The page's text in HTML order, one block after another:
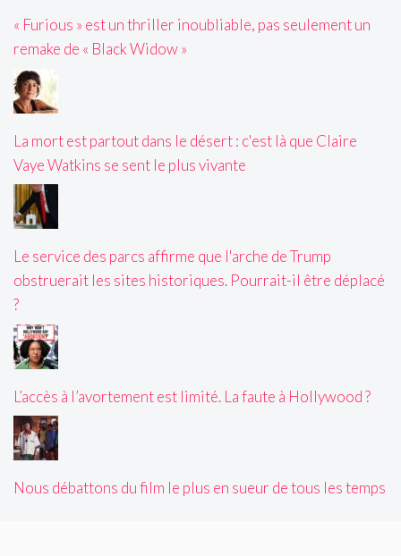
« Furious » est un thriller inoubliable, pas seulement un
remake de « Black Widow »
La mort est partout dans le désert : c'est là que Claire
Vaye Watkins se sent le plus vivante
Le service des parcs affirme que l'arche de Trump
obstruerait les sites historiques. Pourrait-il être déplacé
?
L’accès à l’avortement est limité. La faute à Hollywood ?
Nous débattons du film le plus en sueur de tous les temps